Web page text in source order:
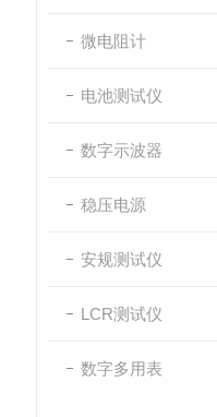
微电阻计
电池测试仪
数字示波器
稳压电源
安规测试仪
LCR测试仪
数字多用表